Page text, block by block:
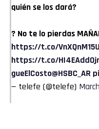
quién se los dará?
? No te lo pierdas
https://t.co/
https://t.co/
gueElCosto@HSBC_AR
— telefe (@telefe)